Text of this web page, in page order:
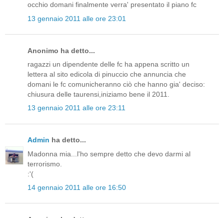
occhio domani finalmente verra' presentato il piano fc
13 gennaio 2011 alle ore 23:01
Anonimo ha detto...
ragazzi un dipendente delle fc ha appena scritto un
lettera al sito edicola di pinuccio che annuncia che
domani le fc comunicheranno ciò che hanno gia' deciso:
chiusura delle taurensi,iniziamo bene il 2011.
13 gennaio 2011 alle ore 23:11
Admin ha detto...
Madonna mia...l'ho sempre detto che devo darmi al
terrorismo.
:'(
14 gennaio 2011 alle ore 16:50